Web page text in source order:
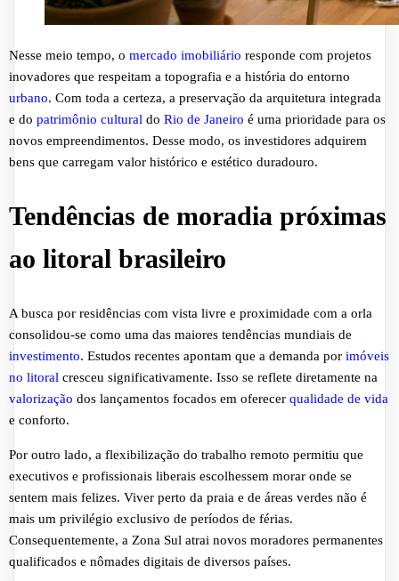
Nesse meio tempo, o mercado imobiliário responde com projetos
inovadores que respeitam a topografia e a história do entorno
urbano. Com toda a certeza, a preservação da arquitetura integrada
e do patrimônio cultural do Rio de Janeiro é uma prioridade para os
novos empreendimentos. Desse modo, os investidores adquirem
bens que carregam valor histórico e estético duradouro.
Tendências de moradia próximas
ao litoral brasileiro
A busca por residências com vista livre e proximidade com a orla
consolidou-se como uma das maiores tendências mundiais de
investimento. Estudos recentes apontam que a demanda por imóveis
no litoral cresceu significativamente. Isso se reflete diretamente na
valorização dos lançamentos focados em oferecer qualidade de vida
e conforto.
Por outro lado, a flexibilização do trabalho remoto permitiu que
executivos e profissionais liberais escolhessem morar onde se
sentem mais felizes. Viver perto da praia e de áreas verdes não é
mais um privilégio exclusivo de períodos de férias.
Consequentemente, a Zona Sul atrai novos moradores permanentes
qualificados e nômades digitais de diversos países.